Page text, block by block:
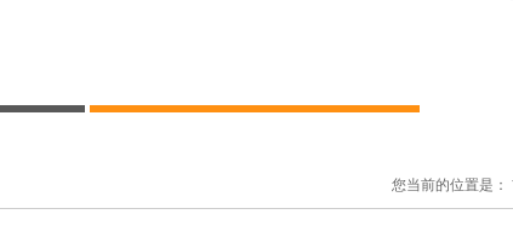
您当前的位置是：